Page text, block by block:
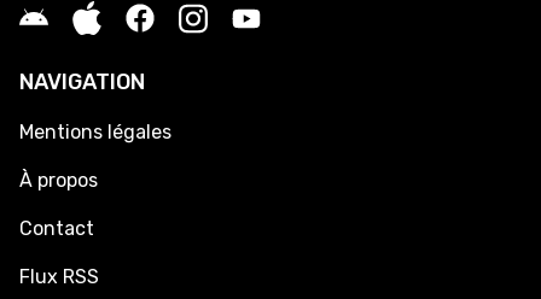
NAVIGATION
Mentions légales
À propos
Contact
Flux RSS